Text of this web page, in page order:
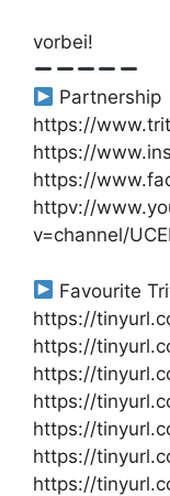
vorbei!
Partnership
https://
https://
https://
httpv://
v=channel/
Favourite
https://
https://
https://
https://
https://
https://
https://